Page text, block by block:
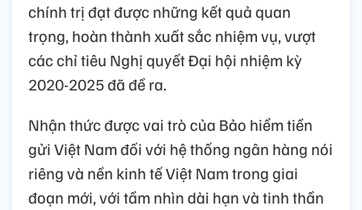
chính trị đạt được những kết quả quan
trọng, hoàn thành xuất sắc nhiệm vụ, vượt
các chỉ tiêu Nghị quyết Đại hội nhiệm kỳ
2020-2025 đã đề ra.
Nhận thức được vai trò của Bảo hiểm tiền
gửi Việt Nam đối với hệ thống ngân hàng nói
riêng và nền kinh tế Việt Nam trong giai
đoạn mới, với tầm nhìn dài hạn và tinh thần